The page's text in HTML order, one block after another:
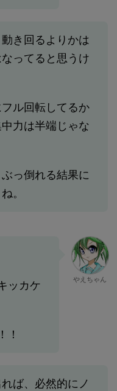
き回るよりかは
ってると思うけ
ル回転してるか
力は半端じゃな
っ倒れる結果に
。
ッカケ
！
やえちゃん
ば、必然的にノ